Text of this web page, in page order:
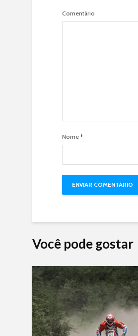
Comentário
Nome *
Você pode gostar